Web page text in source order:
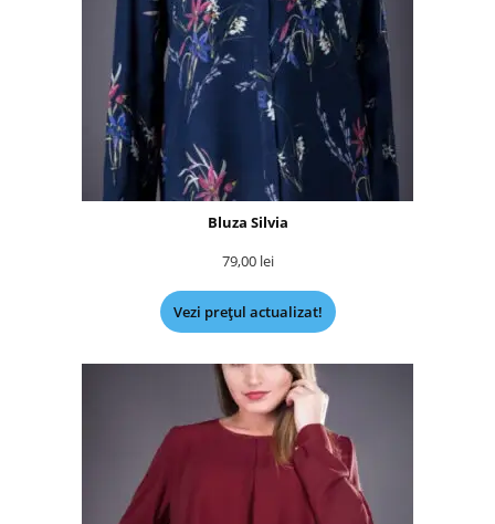
Bluza Silvia
79,00 lei
Vezi prețul actualizat!